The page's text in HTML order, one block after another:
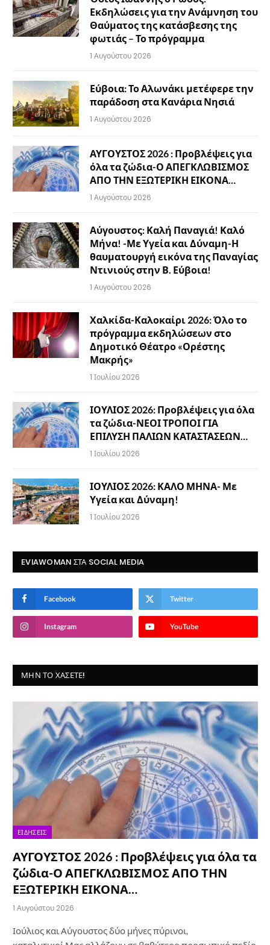
Εκδηλώσεις για την Ανάμνηση του
Θαύματος της κατάσβεσης της
φωτιάς – Το πρόγραμμα
1 Αυγούστου 2026
Εύβοια: Το Αλωνάκι μετέφερε την
παράδοση στα Κανάρια Νησιά
1 Αυγούστου 2026
ΑΥΓΟΥΣΤΟΣ 2026 : Προβλέψεις για
όλα τα ζώδια-Ο ΑΠΕΓΚΛΩΒΙΣΜΟΣ
ΑΠΟ ΤΗΝ ΕΞΩΤΕΡΙΚΗ ΕΙΚΟΝΑ…
1 Αυγούστου 2026
Αύγουστος: Καλή Παναγιά! Καλό
Μήνα! -Με Υγεία και Δύναμη-Η
θαυματουργή εικόνα της Παναγίας
Ντινιούς στην Β. Εύβοια!
1 Αυγούστου 2026
Χαλκίδα-Καλοκαίρι 2026: Όλο το
πρόγραμμα εκδηλώσεων στο
Δημοτικό Θέατρο «Ορέστης
Μακρής»
1 Ιουλίου 2026
ΙΟΥΛΙΟΣ 2026: Προβλέψεις για όλα
τα ζώδια-ΝΕΟΙ ΤΡΟΠΟΙ ΓΙΑ
ΕΠΙΛΥΣΗ ΠΑΛΙΩΝ ΚΑΤΑΣΤΑΣΕΩΝ…
1 Ιουλίου 2026
ΙΟΥΛΙΟΣ 2026: ΚΑΛΟ ΜΗΝΑ- Με
Υγεία και Δύναμη!
1 Ιουλίου 2026
EVIAWOMAN ΣΤΑ SOCIAL MEDIA
Facebook Twitter
Instagram YouTube
ΜΗΝ ΤΟ ΧΆΣΕΤΕ!
ΕΙΔΉΣΕΙΣ
ΑΥΓΟΥΣΤΟΣ 2026 : Προβλέψεις για όλα τα
ζώδια-Ο ΑΠΕΓΚΛΩΒΙΣΜΟΣ ΑΠΟ ΤΗΝ
ΕΞΩΤΕΡΙΚΗ ΕΙΚΟΝΑ…
1 Αυγούστου 2026
Ιούλιος και Αύγουστος δύο μήνες πύρινοι,